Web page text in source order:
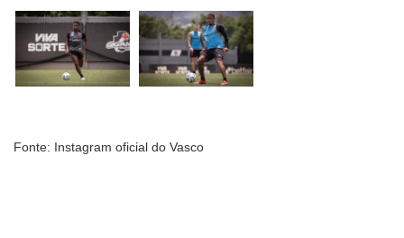
Fonte: Instagram oficial do Vasco